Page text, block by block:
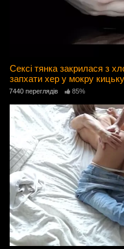
Сексі тянка закрилася з
запхати хер у мокру кицьку
7440 переглядів 85%